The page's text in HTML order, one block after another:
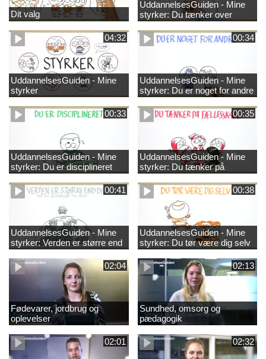
Dit valg
UddannelsesGuiden - Mine
styrker: Du tænker over
tingene
04:32
UddannelsesGuiden - Mine
styrker
00:34
UddannelsesGuiden - Mine
styrker: Du er noget for andre
00:33
UddannelsesGuiden - Mine
styrker: Du er disciplineret
00:35
UddannelsesGuiden - Mine
styrker: Du tænker på
fællesskabet
00:41
UddannelsesGuiden - Mine
styrker: Verden er større end
dig og du bidrager til den
00:38
UddannelsesGuiden - Mine
styrker: Du tør være dig selv
02:04
Fødevarer, jordbrug og
oplevelser
02:13
Sundhed, omsorg og
pædagogik
02:01 02:32